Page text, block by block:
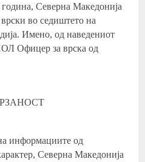
Северна Македонија
во седиштето на
Имено, од наведениот
Офицер за врска од
информациите од
Северна Македонија